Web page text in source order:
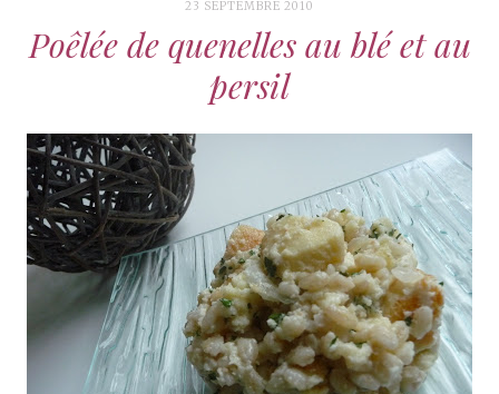
23 SEPTEMBRE 2010
Poêlée de quenelles au blé et au
persil